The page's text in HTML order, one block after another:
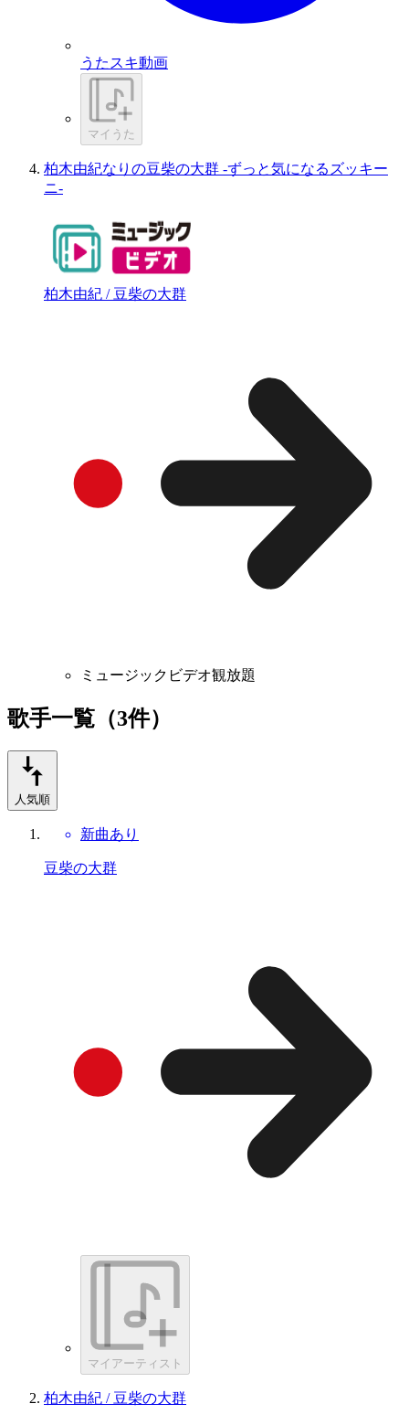
うたスキ動画
マイうた
柏木由紀なりの豆柴の大群 -ずっと気になるズッキー
ニ-
柏木由紀 / 豆柴の大群
ミュージックビデオ観放題
歌手一覧（3件）
人気順
新曲あり
豆柴の大群
マイアーティスト
柏木由紀 / 豆柴の大群